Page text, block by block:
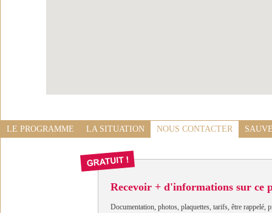
LE PROGRAMME LA SITUATION NOUS CONTACTER
Recevoir + d'informations sur ce
Documentation, photos, plaquettes, tarifs, être rappelé,